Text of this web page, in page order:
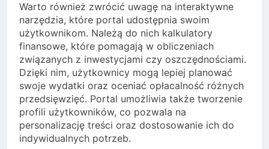
Warto również zwrócić uwagę na interaktywne
narzędzia, które portal udostępnia swoim
użytkownikom. Należą do nich kalkulatory
finansowe, które pomagają w obliczeniach
związanych z inwestycjami czy oszczędnościami.
Dzięki nim, użytkownicy mogą lepiej planować
swoje wydatki oraz oceniać opłacalność różnych
przedsięwzięć. Portal umożliwia także tworzenie
profili użytkowników, co pozwala na
personalizację treści oraz dostosowanie ich do
indywidualnych potrzeb.